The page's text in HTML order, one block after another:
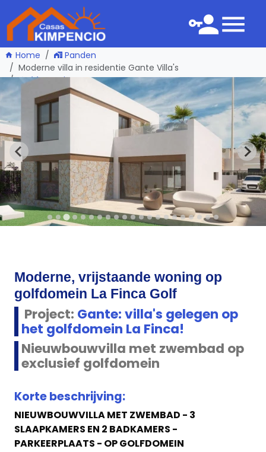
Home
Panden
Moderne villa in residentie Gante Villa's
één pagina terug
Moderne, vrijstaande woning op
golfdomein La Finca Golf
Project: Gante: villa's gelegen op
het golfdomein La Finca!
Nieuwbouwvilla met zwembad op
exclusief golfdomein
Korte beschrijving:
NIEUWBOUWVILLA MET ZWEMBAD - 3
SLAAPKAMERS EN 2 BADKAMERS -
PARKEERPLAATS - OP GOLFDOMEIN